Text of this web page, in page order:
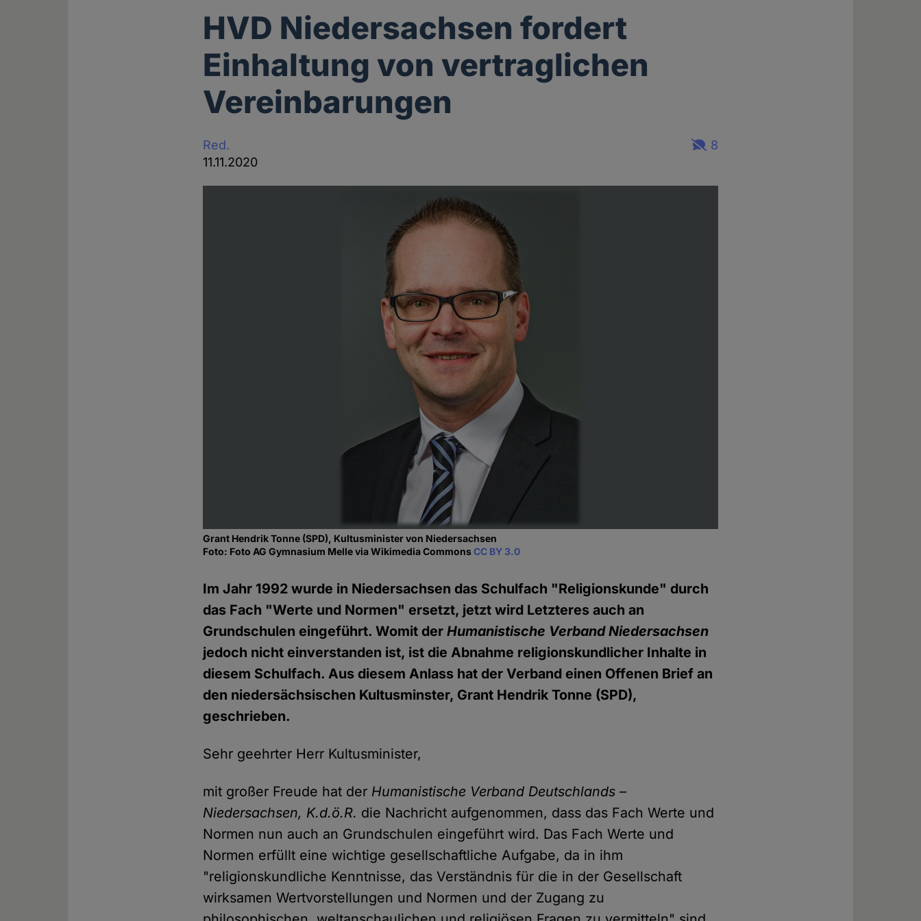
HVD Niedersachsen fordert
Einhaltung von vertraglichen
Vereinbarungen
Red.
11.11.2020
8
Grant Hendrik Tonne (SPD), Kultusminister von Niedersachsen
Foto: Foto AG Gymnasium Melle via Wikimedia CommonsCC BY 3.0
Im Jahr 1992 wurde in Niedersachsen das Schulfach "Religionskunde" durch
das Fach "Werte und Normen" ersetzt, jetzt wird Letzteres auch an
Grundschulen eingeführt. Womit derHumanistische Verband Niedersachsen
jedoch nicht einverstanden ist, ist die Abnahme religionskundlicher Inhalte in
diesem Schulfach. Aus diesem Anlass hat der Verband einen Offenen Brief an
den niedersächsischen Kultusminster, Grant Hendrik Tonne (SPD),
geschrieben.
Sehr geehrter Herr Kultusminister,
mit großer Freude hat der Humanistische Verband Deutschlands –
Niedersachsen, K.d.ö.R. die Nachricht aufgenommen, dass das Fach Werte und
Normen nun auch an Grundschulen eingeführt wird. Das Fach Werte und
Normen erfüllt eine wichtige gesellschaftliche Aufgabe, da in ihm
"religionskundliche Kenntnisse, das Verständnis für die in der Gesellschaft
wirksamen Wertvorstellungen und Normen und der Zugang zu